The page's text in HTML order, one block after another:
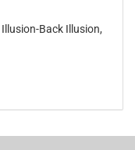
Back Illusion,